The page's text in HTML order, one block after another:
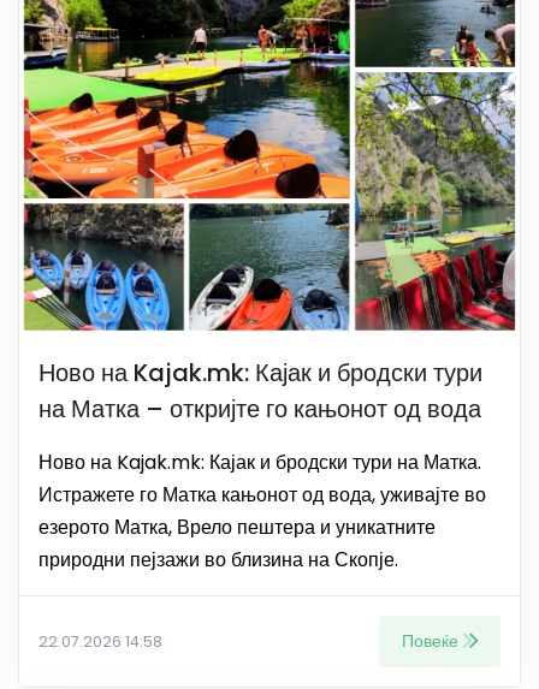
Ново на Kajak.mk: Кајак и бродски тури
на Матка – откријте го кањонот од вода
Ново на Kajak.mk: Кајак и бродски тури на Матка.
Истражете го Матка кањонот од вода, уживајте во
езерото Матка, Врело пештера и уникатните
природни пејзажи во близина на Скопје.
22.07.2026 14:58 Повеќе